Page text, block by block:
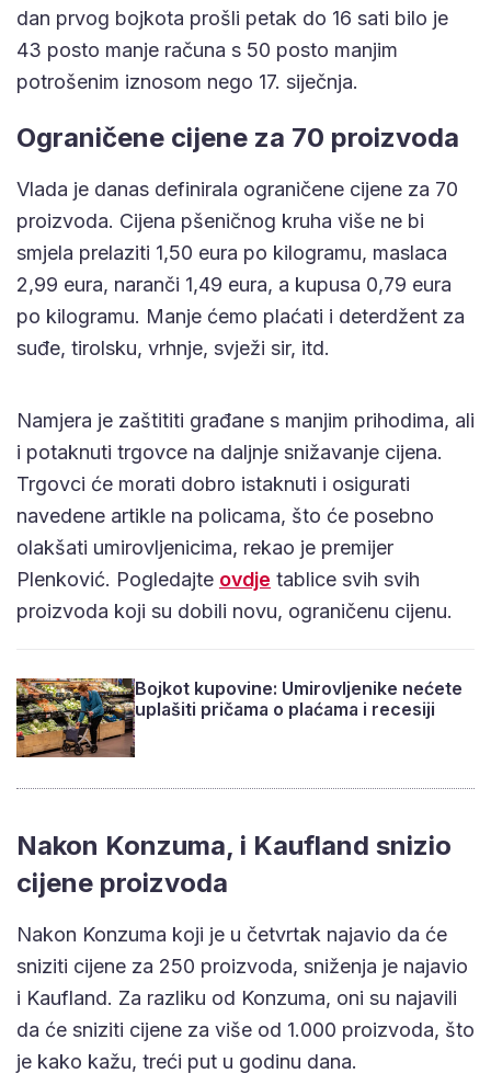
dan prvog bojkota prošli petak do 16 sati bilo je
43 posto manje računa s 50 posto manjim
potrošenim iznosom nego 17. siječnja.
Ograničene cijene za 70 proizvoda
Vlada je danas definirala ograničene cijene za 70
proizvoda. Cijena pšeničnog kruha više ne bi
smjela prelaziti 1,50 eura po kilogramu, maslaca
2,99 eura, naranči 1,49 eura, a kupusa 0,79 eura
po kilogramu. Manje ćemo plaćati i deterdžent za
suđe, tirolsku, vrhnje, svježi sir, itd.
Namjera je zaštititi građane s manjim prihodima, ali
i potaknuti trgovce na daljnje snižavanje cijena.
Trgovci će morati dobro istaknuti i osigurati
navedene artikle na policama, što će posebno
olakšati umirovljenicima, rekao je premijer
Plenković. Pogledajte ovdje tablice svih svih
proizvoda koji su dobili novu, ograničenu cijenu.
Bojkot kupovine: Umirovljenike nećete
uplašiti pričama o plaćama i recesiji
Nakon Konzuma, i Kaufland snizio
cijene proizvoda
Nakon Konzuma koji je u četvrtak najavio da će
sniziti cijene za 250 proizvoda, sniženja je najavio
i Kaufland. Za razliku od Konzuma, oni su najavili
da će sniziti cijene za više od 1.000 proizvoda, što
je kako kažu, treći put u godinu dana.